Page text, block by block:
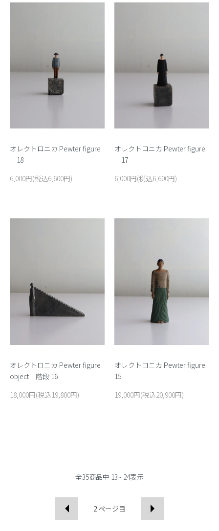
オレクトロニカ Pewter figure
18
6,000円(税込6,600円)
オレクトロニカ Pewter figure
17
6,000円(税込6,600円)
オレクトロニカ Pewter figure
object 階段 16
18,000円(税込19,800円)
オレクトロニカ Pewter figure
15
19,000円(税込20,900円)
全35商品中 13 - 24表示
2 ページ目